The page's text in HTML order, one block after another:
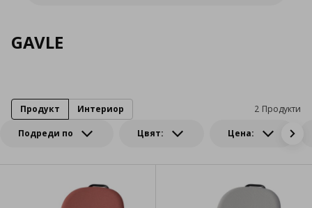
GAVLE
Подреди по Цвят: Цена:
2 Продукти
Продукт Интериор